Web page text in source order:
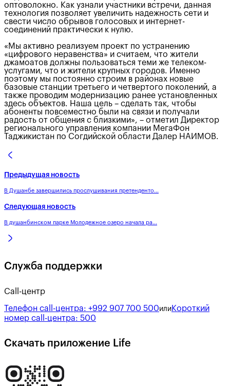
оптоволокно. Как узнали участники встречи, данная
технология позволяет увеличить надежность сети и
свести число обрывов голосовых и интернет-
соединений практически к нулю.
«Мы активно реализуем проект по устранению
«цифрового неравенства» и считаем, что жители
джамоатов должны пользоваться теми же телеком-
услугами, что и жители крупных городов. Именно
поэтому мы постоянно строим в районах новые
базовые станции третьего и четвертого поколений, а
также проводим модернизацию ранее установленных
здесь объектов. Наша цель – сделать так, чтобы
абоненты повсеместно были на связи и получали
радость от общения с близкими», – отметил Директор
регионального управления компании МегаФон
Таджикистан по Согдийской области Далер НАИМОВ.
Предыдущая новость
В Душанбе завершились прослушивания претенденто...
Следующая новость
В душанбинском парке Молодежное озеро начала ра...
Служба поддержки
Call-центр
Телефон call-центра: +992 907 700 500или Короткий
номер call-центра: 500
Скачать приложение Life